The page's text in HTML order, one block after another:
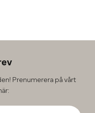
Prenumerera på vårt